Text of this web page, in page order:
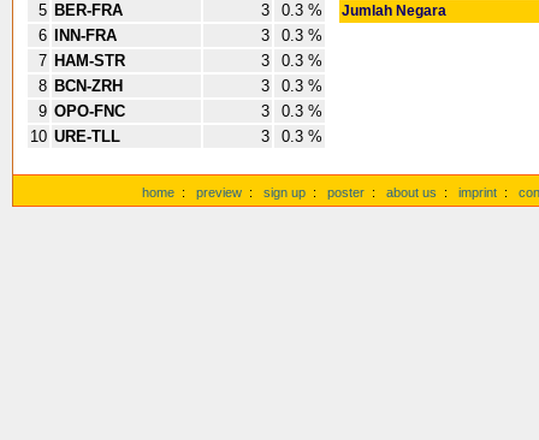
5 BER-FRA 3
0.3 %
6
INN-FRA 3
0.3 %
7 HAM-STR 3
0.3 %
8 BCN-ZRH 3
0.3 %
9 OPO-FNC 3
0.3 %
10 URE-TLL 3 0.3 %
Jumlah Negara
home : preview : sign up : poster : about us : imprint :